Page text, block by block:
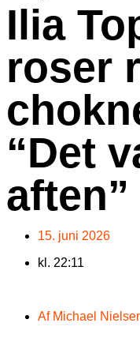
Ilia
roser
“Det
aften”
15. juni 2026
kl. 22:11
AfMichael